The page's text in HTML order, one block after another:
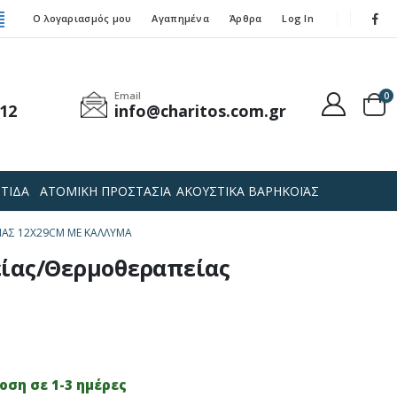
Ο λογαριασμός μου Αγαπημένα Άρθρα Log In
Email
info@charitos.com.gr
0
ΑΤΟΜΙΚΗ ΠΡΟΣΤΑΣΙΑ ΑΚΟΥΣΤΙΚΑ ΒΑΡΗΚΟΪΑΣ
12X29CM ΜΕ ΚΆΛΛΥΜΑ
Θερμοθεραπείας
σε 1-3 ημέρες